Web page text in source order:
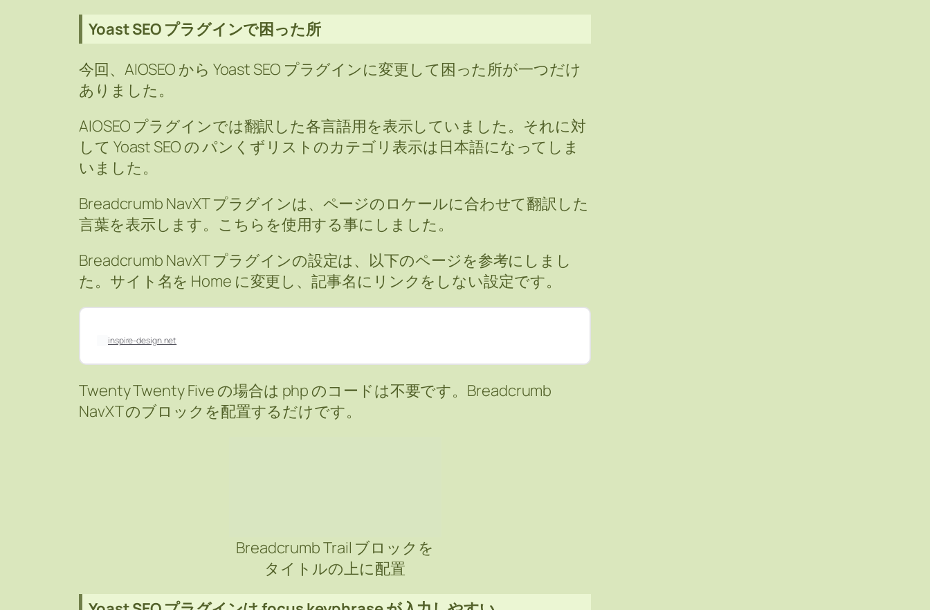
Yoast SEO プラグインで困った所
今回、AIOSEO から Yoast SEO プラグインに変更して困った所が一つだけ
ありました。
AIOSEO プラグインでは翻訳した各言語用を表示していました。それに対
して Yoast SEO の パンくずリストのカテゴリ表示は日本語になってしま
いました。
Breadcrumb NavXT プラグインは、ページのロケールに合わせて翻訳した
言葉を表示します。こちらを使用する事にしました。
Breadcrumb NavXT プラグインの設定は、以下のページを参考にしまし
た。サイト名を Home に変更し、記事名にリンクをしない設定です。
inspire-design.net
Twenty Twenty Five の場合は php のコードは不要です。Breadcrumb
NavXT のブロックを配置するだけです。
Breadcrumb Trail ブロックを
タイトルの上に配置